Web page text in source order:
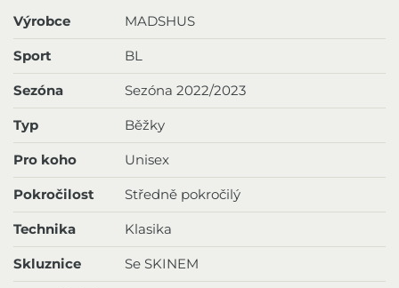
Výrobce MADSHUS
Sport BL
Sezóna Sezóna 2022/2023
Typ Běžky
Pro koho Unisex
Pokročilost Středně pokročilý
Technika Klasika
Skluznice Se SKINEM